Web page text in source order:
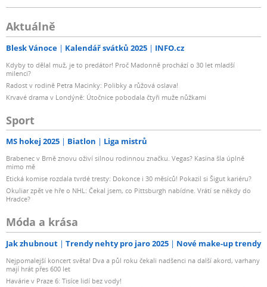
Aktuálně
Blesk Vánoce Kalendář svátků 2025 INFO.cz
Kdyby to dělal muž, je to predátor! Proč Madonně prochází o 30 let mladší
milenci?
Radost v rodině Petra Macinky: Polibky a růžová oslava!
Krvavé drama v Londýně: Útočnice pobodala čtyři muže nůžkami
Sport
MS hokej 2025 Biatlon Liga mistrů
Brabenec v Brně znovu oživí silnou rodinnou značku. Vegas? Kasina šla úplně
mimo mě
Etická komise rozdala tvrdé tresty: Dokonce i 30 měsíců! Pokazil si Šigut kariéru?
Okuliar zpět ve hře o NHL: Čekal jsem, co Pittsburgh nabídne. Vrátí se někdy do
Hradce?
Móda a krása
Jak zhubnout Trendy nehty pro jaro 2025 Nové make-up trendy
Nejpomalejší koncert světa! Dva a půl roku čekali nadšenci na další akord, varhany
mají hrát přes 600 let
Havárie v Praze 6: Tisíce lidí bez vody!